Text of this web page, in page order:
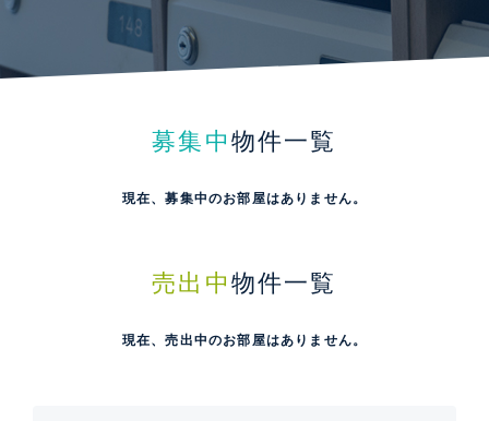
募集中 物件一覧
現在、募集中のお部屋はありません。
売出中 物件一覧
現在、売出中のお部屋はありません。